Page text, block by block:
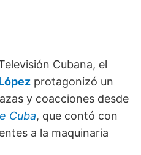
Cubana, el
protagonizó un
y coacciones desde
Cuba, que contó con
a la maquinaria